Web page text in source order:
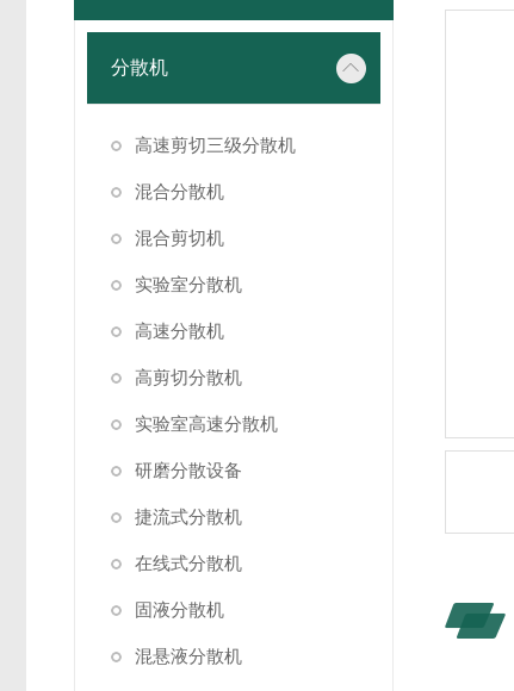
分散机
高速剪切三级分散机
混合分散机
混合剪切机
实验室分散机
高速分散机
高剪切分散机
实验室高速分散机
研磨分散设备
捷流式分散机
在线式分散机
固液分散机
混悬液分散机